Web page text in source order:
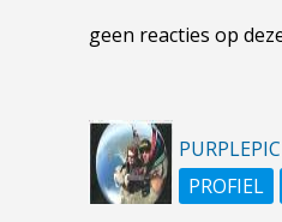
geen reacties op
PURPLEPIC
PROFIEL